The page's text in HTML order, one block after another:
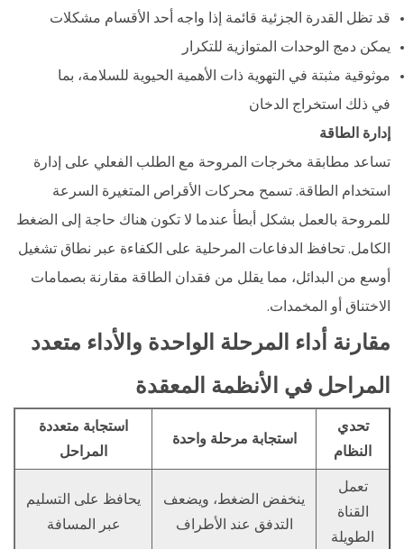
قد تظل القدرة الجزئية قائمة إذا واجه أحد الأقسام مشكلات
يمكن دمج الوحدات المتوازية للتكرار
موثوقية مثبتة في التهوية ذات الأهمية الحيوية للسلامة، بما
في ذلك استخراج الدخان
إدارة الطاقة
تساعد مطابقة مخرجات المروحة مع الطلب الفعلي على إدارة
استخدام الطاقة. تسمح محركات الأقراص المتغيرة السرعة
للمروحة بالعمل بشكل أبطأ عندما لا تكون هناك حاجة إلى الضغط
الكامل. تحافظ الدفاعات المرحلية على الكفاءة عبر نطاق تشغيل
أوسع من البدائل، مما يقلل من فقدان الطاقة مقارنة بصمامات
الاختناق أو المخمدات.
مقارنة أداء المرحلة الواحدة والأداء متعدد
المراحل في الأنظمة المعقدة
تحدي
النظام
استجابة مرحلة واحدة
استجابة متعددة
المراحل
تعمل
القناة
الطويلة
ينخفض الضغط، ويضعف
التدفق عند الأطراف
يحافظ على التسليم
عبر المسافة